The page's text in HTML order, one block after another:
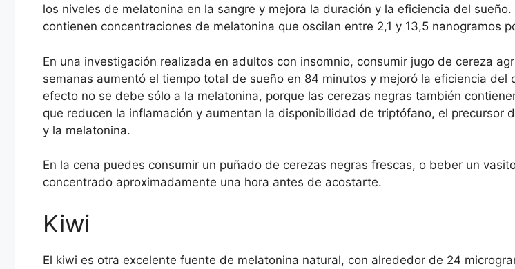
los niveles de melatonina en la sangre y mejora la duración y la eficiencia del sueño.
contienen concentraciones de melatonina que oscilan entre 2,1 y 13,5 nanogramos
En una investigación realizada en adultos con insomnio, consumir jugo de cereza
semanas aumentó el tiempo total de sueño en 84 minutos y mejoró la eficiencia del
efecto no se debe sólo a la melatonina, porque las cerezas negras también
que reducen la inflamación y aumentan la disponibilidad de triptófano, el precursor
y la melatonina.
En la cena puedes consumir un puñado de cerezas negras frescas, o beber un
concentrado aproximadamente una hora antes de acostarte.
Kiwi
El kiwi es otra excelente fuente de melatonina natural, con alrededor de 24